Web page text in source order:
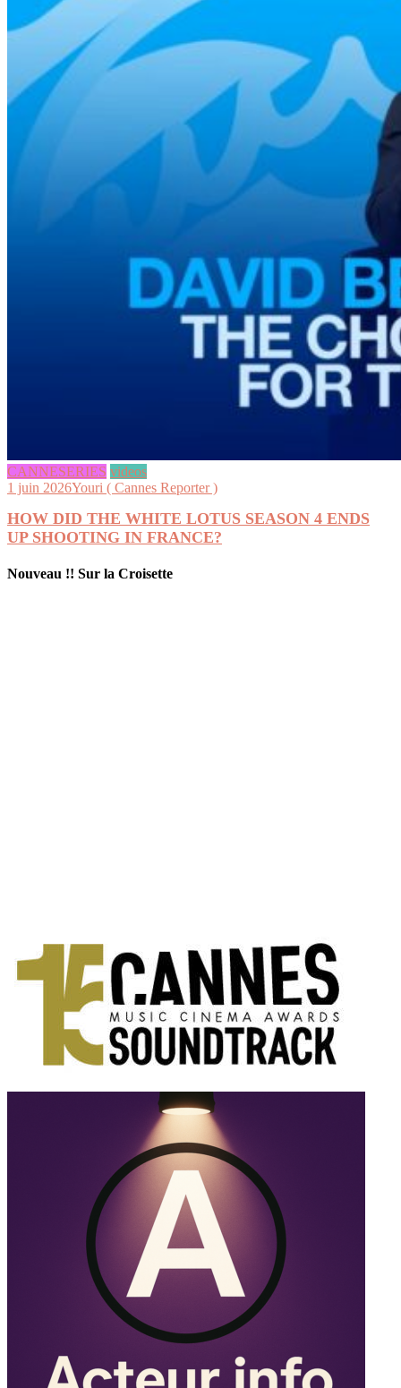
CANNESERIES videos
1 juin 2026Youri ( Cannes Reporter )
HOW DID THE WHITE LOTUS SEASON 4 ENDS
UP SHOOTING IN FRANCE?
Nouveau !! Sur la Croisette